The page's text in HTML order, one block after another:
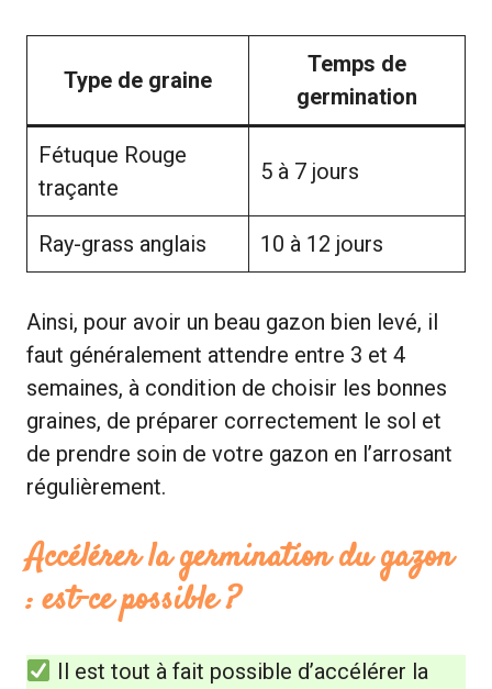
Type de graine
Temps de
germination
Fétuque Rouge
traçante
5 à 7 jours
Ray-grass anglais 10 à 12 jours
Ainsi, pour avoir un beau gazon bien levé, il
faut généralement attendre entre 3 et 4
semaines, à condition de choisir les bonnes
graines, de préparer correctement le sol et
de prendre soin de votre gazon en l’arrosant
régulièrement.
Accélérer la germination du gazon
: est-ce possible ?
Il est tout à fait possible d’accélérer la